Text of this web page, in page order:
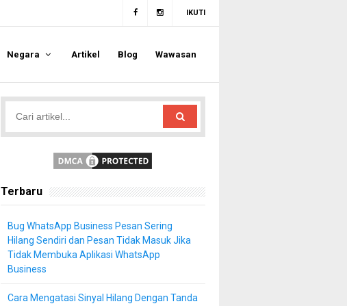
IKUTI
Negara Artikel Blog Wawasan
Terbaru
Bug WhatsApp Business Pesan Sering
Hilang Sendiri dan Pesan Tidak Masuk Jika
Tidak Membuka Aplikasi WhatsApp
Business
Cara Mengatasi Sinyal Hilang Dengan Tanda